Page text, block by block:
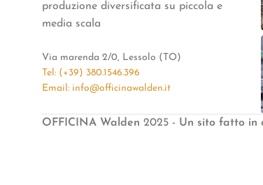
produzione diversificata su piccola e
media scala
Via marenda 2/0, Lessolo (TO)
Tel: (+39) 380.1546.396
Email: info@officinawalden.it
OFFICINA Walden 2025 - Un sito fatto in